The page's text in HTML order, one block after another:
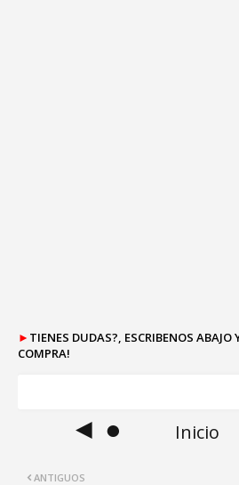
► TIENES DUDAS?, ESCRIBENOS
COMPRA!
◄ ● Inicio
ANTIGUOS